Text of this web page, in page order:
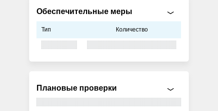
Обеспечительные меры
Тип Количество
Плановые проверки